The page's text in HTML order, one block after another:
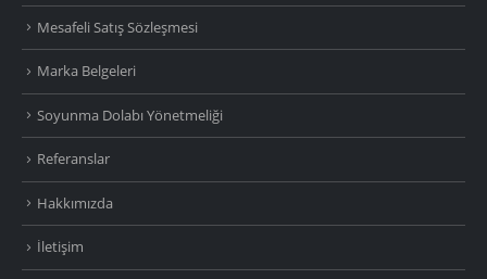
Mesafeli Satış Sözleşmesi
Marka Belgeleri
Soyunma Dolabı Yönetmeliği
Referanslar
Hakkımızda
İletişim